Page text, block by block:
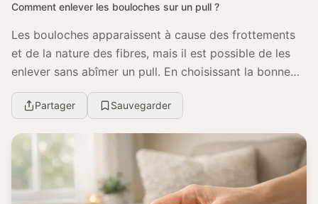
Comment enlever les bouloches sur un pull ?
Les bouloches apparaissent à cause des frottements
et de la nature des fibres, mais il est possible de les
enlever sans abîmer un pull. En choisissant la bonne
méthode selon la matière et en adoptant ...
Partager Sauvegarder